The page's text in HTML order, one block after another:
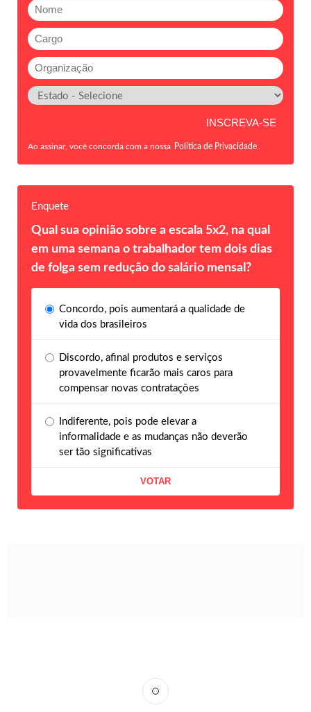
Ao assinar, você concorda com a nossa Política de Privacidade
Enquete
Qual sua opinião sobre a escala 5x2, na qual
em uma semana o trabalhador tem dois dias
de folga sem redução do salário mensal?
Concordo, pois aumentará a qualidade de
vida dos brasileiros
Discordo, afinal produtos e serviços
provavelmente ficarão mais caros para
compensar novas contratações
Indiferente, pois pode elevar a
informalidade e as mudanças não deverão
ser tão significativas